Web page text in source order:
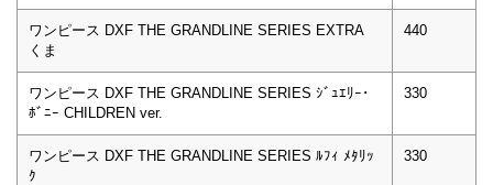
ワンピース DXF THE GRANDLINE SERIES EXTRA
くま
440
ワンピース DXF THE GRANDLINE SERIES ｼﾞｭｴﾘｰ･
ﾎﾞﾆｰ CHILDREN ver.
330
ワンピース DXF THE GRANDLINE SERIES ﾙﾌｨ ﾒﾀﾘｯ
ｸ
330